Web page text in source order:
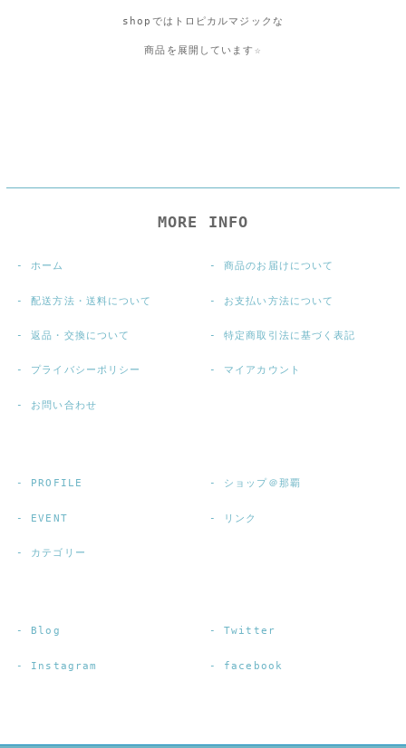
shopではトロピカルマジックな
商品を展開しています☆
MORE INFO
ホーム 商品のお届けについて
配送方法・送料について お支払い方法について
返品・交換について 特定商取引法に基づく表記
プライバシーポリシー マイアカウント
お問い合わせ
PROFILE ショップ＠那覇
EVENT リンク
カテゴリー
Blog Twitter
Instagram facebook